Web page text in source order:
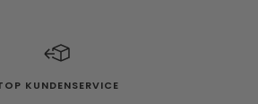
KUNDENSERVICE